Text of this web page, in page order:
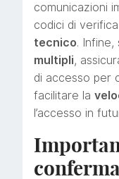
comunicazioni
codici di
tecnico. Infine,
multipli,
di accesso per
facilitare la
l’accesso in